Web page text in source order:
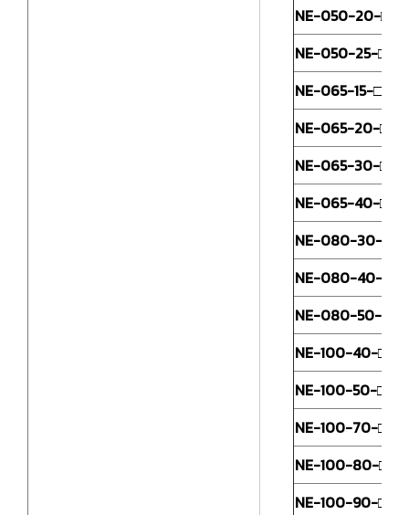
NE-050-20-□
NE-050-25-□
NE-065-15-□
NE-065-20-□
NE-065-30-□
NE-065-40-□
NE-080-30-□
NE-080-40-□
NE-080-50-□
NE-100-40-□
NE-100-50-□
NE-100-70-□
NE-100-80-□
NE-100-90-□